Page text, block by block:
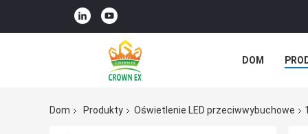
DOM
Dom
Produkty Oświetlenie LED przeciwwybuchowe